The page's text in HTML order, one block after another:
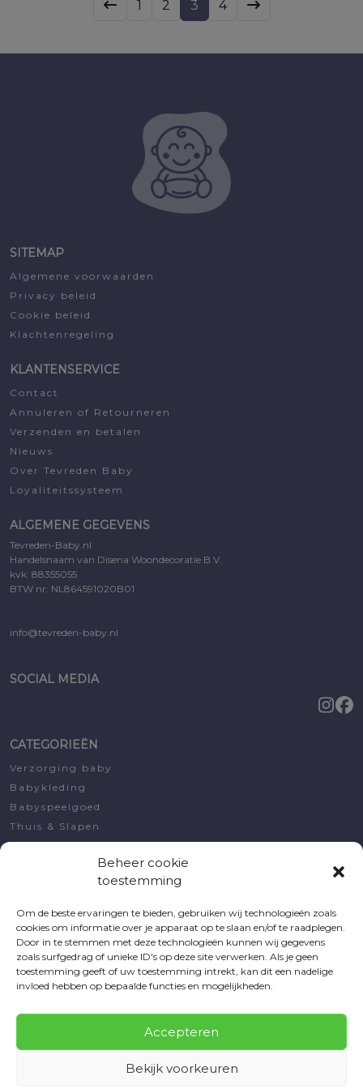
Beheer cookie
toestemming
Om de beste ervaringen te bieden, gebruiken wij technologieën zoals
cookies om informatie over je apparaat op te slaan en/of te raadplegen.
Door in te stemmen met deze technologieën kunnen wij gegevens
zoals surfgedrag of unieke ID's op deze site verwerken. Als je geen
toestemming geeft of uw toestemming intrekt, kan dit een nadelige
invloed hebben op bepaalde functies en mogelijkheden.
Accepteren
Bekijk voorkeuren
was:
is:
1 2 3 4
SITEMAP
Algemene voorwaarden
Privacy beleid
Cookie beleid
Klachtenregeling
KLANTENSERVICE
Contact
Annuleren of Retourneren
Verzenden en betalen
Nieuws
Over Tevreden Baby
Loyaliteitssysteem
ALGEMENE GEGEVENS
Tevreden-Baby.nl
Handelsnaam van Disena Woondecoratie B.V.
kvk: 88355055
BTW nr: NL864591020B01
info@tevreden-baby.nl
SOCIAL MEDIA
CATEGORIEËN
Verzorging baby
Babykleding
Babyspeelgoed
Thuis & Slapen
Decoratie
Kraamcadeautjes
MIJN ACCOUNT
Bestellingen
Voorraadmeldingen
Verlanglijsten
Wachtwoord vergeten
© 2026 Tevreden Baby